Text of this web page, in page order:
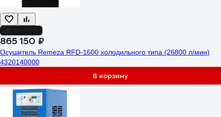
865 150 ₽
Осушитель Remeza RFD-1600 холодильного типа (26800 л/мин)
4320140000
В корзину